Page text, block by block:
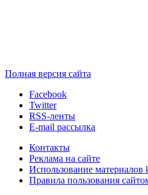
Полная версия сайта
Facebook
Twitter
RSS-ленты
E-mail рассылка
Контакты
Реклама на сайте
Использование материалов
Правила пользования